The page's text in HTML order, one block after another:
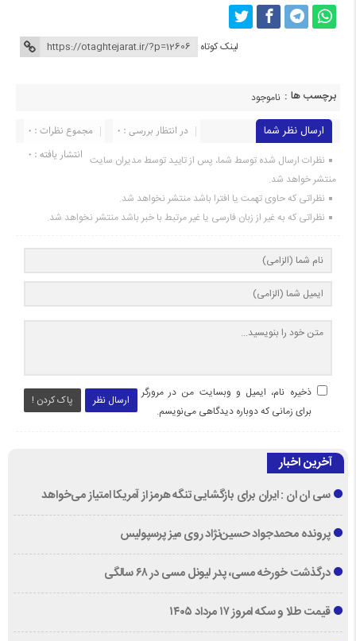
لینک کوتاه
برچسب ها : ناموجود
ارسال نظر شما مجموع نظرات : 0
در انتظار بررسی : 0
انتشار یافته : 0 نظرات ارسال شده توسط شما، پس از تایید توسط مدیران سایت
منتشر خواهد شد.
نظراتی که حاوی تهمت یا افترا باشد منتشر نخواهد شد.
نظراتی که به غیر از زبان فارسی یا غیر مرتبط با خبر باشد منتشر نخواهد شد.
ارسال نظر پاک کردن !
ذخیره نام، ایمیل و وبسایت من در مرورگر
برای زمانی که دوباره دیدگاهی می‌نویسم.
آخرین اخبار
سی ان ان : ایران برای بازگشایی تنگه هرمز از آمریکا امتیاز می‌خواهد
پرونده محمدجواد حسین‌نژاد روی میز پرسپولیس
درگذشت خورخه مسی، پدر لیونل مسی در ۶۸ سالگی
قیمت طلا و سکه امروز ۱۷ مرداد ۱۴۰۵